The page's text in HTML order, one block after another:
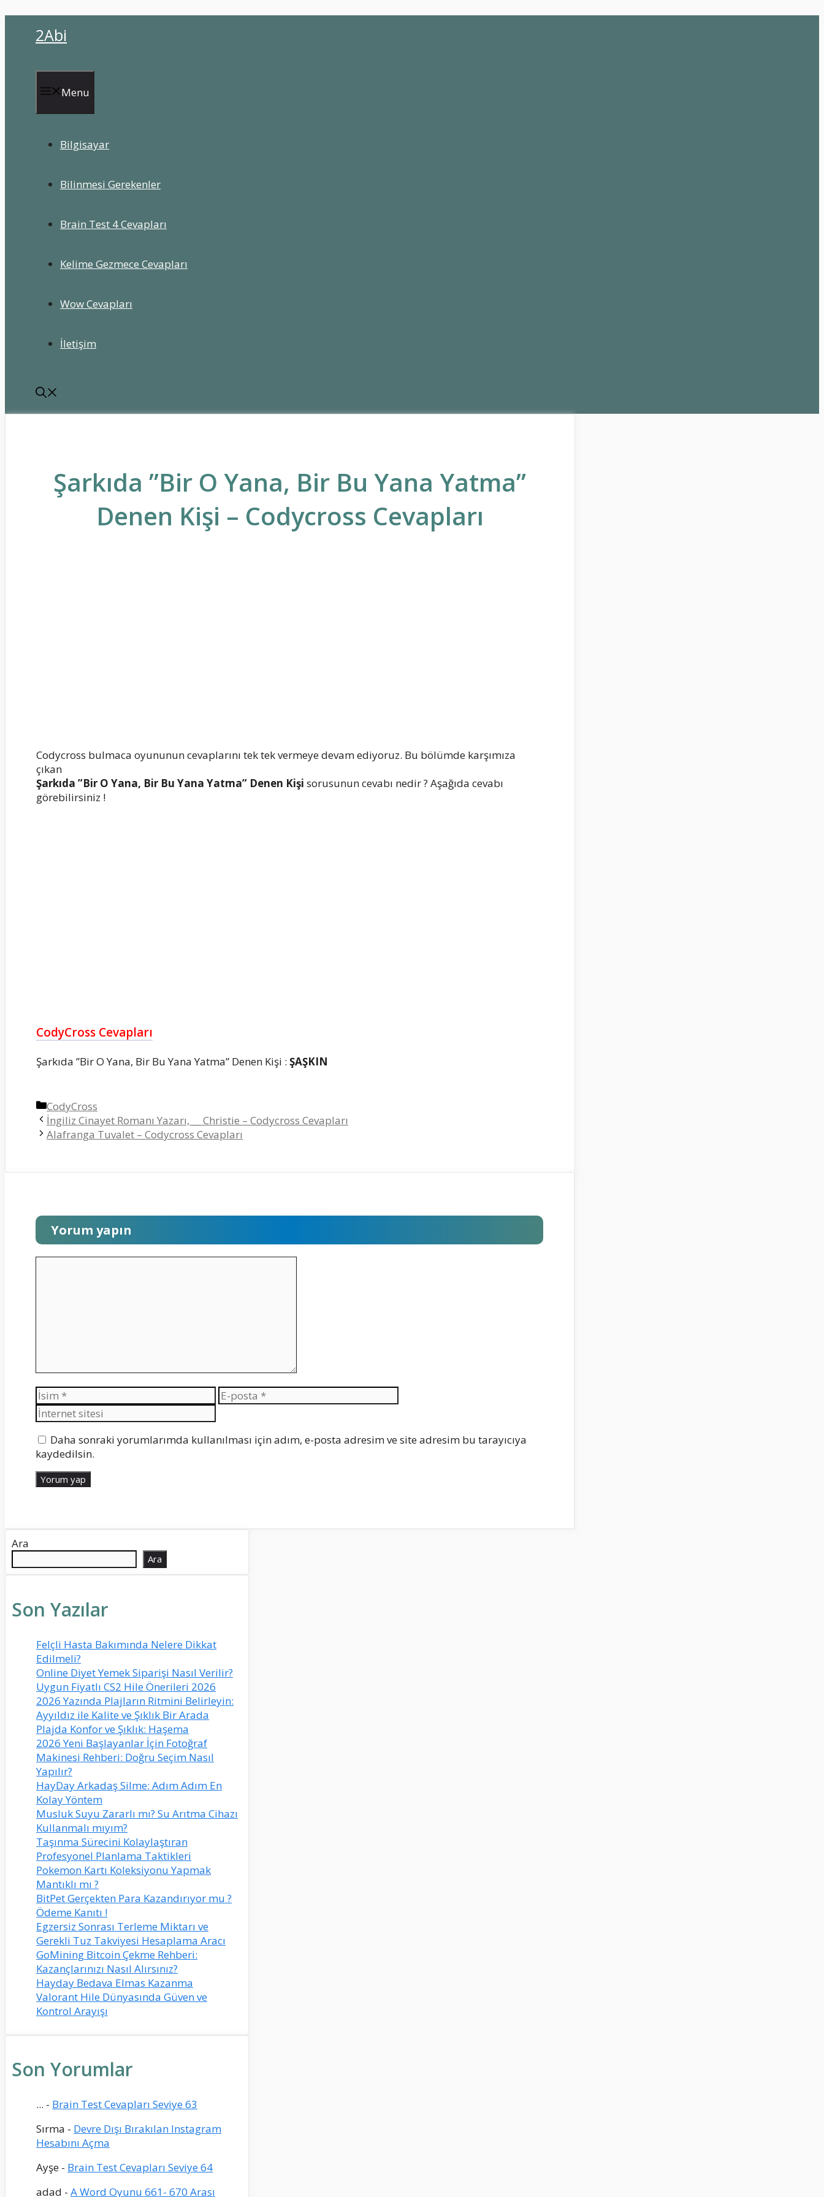
2Abi
Menu
Bilgisayar
Bilinmesi Gerekenler
Brain Test 4 Cevapları
Kelime Gezmece Cevapları
Wow Cevapları
İletişim
Şarkıda ”Bir O Yana, Bir Bu Yana Yatma”
Denen Kişi – Codycross Cevapları
Codycross bulmaca oyununun cevaplarını tek tek vermeye devam ediyoruz. Bu bölümde karşımıza
çıkan
Şarkıda ”Bir O Yana, Bir Bu Yana Yatma” Denen Kişi sorusunun cevabı nedir ? Aşağıda cevabı
görebilirsiniz !
CodyCross Cevapları
Şarkıda ”Bir O Yana, Bir Bu Yana Yatma” Denen Kişi : ŞAŞKIN
Kategoriler
CodyCross
İngiliz Cinayet Romanı Yazarı, __ Christie – Codycross Cevapları
Alafranga Tuvalet – Codycross Cevapları
Yorum yapın
İsim
E-
posta
sitesi
Daha sonraki yorumlarımda kullanılması için adım, e-posta adresim ve site adresim bu tarayıcıya
kaydedilsin.
Ara
Ara
Son Yazılar
Felçli Hasta Bakımında Nelere Dikkat
Edilmeli?
Online Diyet Yemek Siparişi Nasıl Verilir?
Uygun Fiyatlı CS2 Hile Önerileri 2026
2026 Yazında Plajların Ritmini Belirleyin:
Ayyıldız ile Kalite ve Şıklık Bir Arada
Plajda Konfor ve Şıklık: Haşema
2026 Yeni Başlayanlar İçin Fotoğraf
Makinesi Rehberi: Doğru Seçim Nasıl
Yapılır?
HayDay Arkadaş Silme: Adım Adım En
Kolay Yöntem
Musluk Suyu Zararlı mı? Su Arıtma Cihazı
Kullanmalı mıyım?
Taşınma Sürecini Kolaylaştıran
Profesyonel Planlama Taktikleri
Pokemon Kartı Koleksiyonu Yapmak
Mantıklı mı ?
BitPet Gerçekten Para Kazandırıyor mu ?
Ödeme Kanıtı !
Egzersiz Sonrası Terleme Miktarı ve
Gerekli Tuz Takviyesi Hesaplama Aracı
GoMining Bitcoin Çekme Rehberi:
Kazançlarınızı Nasıl Alırsınız?
Hayday Bedava Elmas Kazanma
Valorant Hile Dünyasında Güven ve
Kontrol Arayışı
Son Yorumlar
... - Brain Test Cevapları Seviye 63
Sırma - Devre Dışı Bırakılan Instagram
Hesabını Açma
Ayşe - Brain Test Cevapları Seviye 64
adad - A Word Oyunu 661- 670 Arası